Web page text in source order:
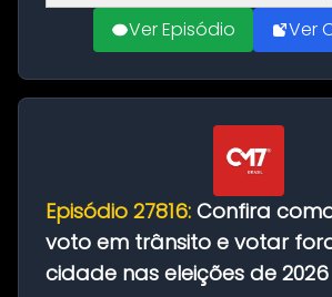
Ver Episódio Ver
Episódio 27816: Confira
voto em trânsito e votar
cidade nas eleições de 2026